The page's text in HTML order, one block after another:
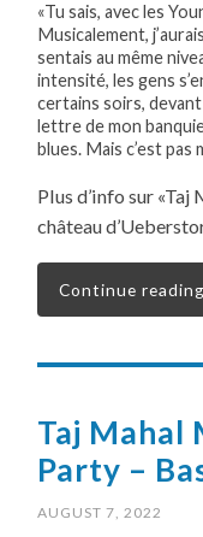
«Tu sais, avec les
Musicalement,
sentais au même
intensité, les gens
certains soirs,
lettre de mon
blues. Mais c’est pas
Plus d’info sur
château
Continue reading
Taj Mahal
Party –
AUGUST 7, 2022